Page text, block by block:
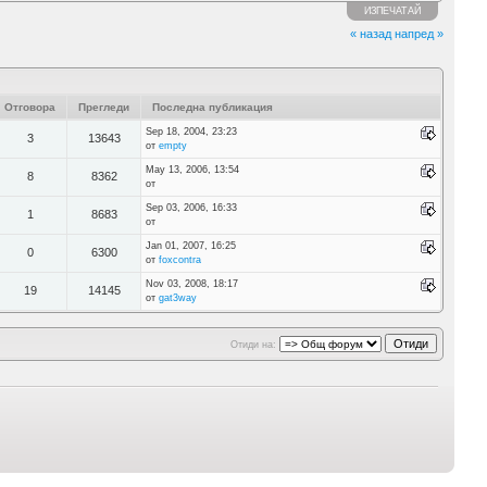
ИЗПЕЧАТАЙ
« назад напред »
Отговора Прегледи Последна публикация
3 13643
Sep 18, 2004, 23:23
от empty
8 8362
May 13, 2006, 13:54
от
1 8683
Sep 03, 2006, 16:33
от
0 6300
Jan 01, 2007, 16:25
от foxcontra
19 14145
Nov 03, 2008, 18:17
от gat3way
Отиди на: